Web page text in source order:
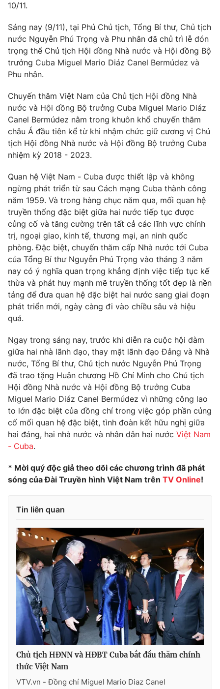
Truyền hình
Phim VTV
Hậu trường
Nhân vật
Khán giả
Giải sao mai
Giải trí
Điện ảnh
Âm nhạc
Sao
Đời sống
Làm đẹp
Chất lượng cuộc sống
Giáo dục
Tuyển sinh
Học trực tuyến
Công nghệ
Hitech Công nghệ tương lai
Thị trường
Tư vấn
Giao lưu trực tuyến
Lịch phát sóng
Chuyên mục khác
Emagazine Podcast
Photo Infographic
Video Shorts video
VTV Money
VTV Sức khoẻ Bất động sản
Thị trường 24h Tấm lòng Việt
VTV4 Vươn mình bằng AI
VTV9 VTV8
Liên hệ tòa soạn English
THỜI BÁO VTV
Theo dõi báo trên
Cơ quan chủ quản:
Đài Truyền hình Việt Nam
Cơ quan báo chí:Thời báo VTV
Giấy phép hoạt động báo in và báo điện tử số 483/GP-BTTTT
cấp ngày 29/12/2023
Tổng Biên tập:Vũ Thanh Thủy
Phó Tổng Biên tập:Nguyễn Thị Mỹ Hạnh, Phạm Quốc Thắng,
Nguyễn Trọng Ninh
Tổng đài VTV:024.38 355 931 - 024.38 355 932
10/11.
Sáng nay (9/11), tại Phủ Chủ tịch, Tổng Bí thư, Chủ tịch
nước Nguyễn Phú Trọng và Phu nhân đã chủ trì lễ đón
trọng thể Chủ tịch Hội đồng Nhà nước và Hội đồng Bộ
trưởng Cuba Miguel Mario Diáz Canel Bermúdez và
Phu nhân.
Chuyến thăm Việt Nam của Chủ tịch Hội đồng Nhà
nước và Hội đồng Bộ trưởng Cuba Miguel Mario Diáz
Canel Bermúdez nằm trong khuôn khổ chuyến thăm
châu Á đầu tiên kể từ khi nhậm chức giữ cương vị Chủ
tịch Hội đồng Nhà nước và Hội đồng Bộ trưởng Cuba
nhiệm kỳ 2018 - 2023.
Quan hệ Việt Nam - Cuba được thiết lập và không
ngừng phát triển từ sau Cách mạng Cuba thành công
năm 1959. Và trong hàng chục năm qua, mối quan hệ
truyền thống đặc biệt giữa hai nước tiếp tục được
củng cố và tăng cường trên tất cả các lĩnh vực chính
trị, ngoại giao, kinh tế, thương mại, an ninh quốc
phòng. Đặc biệt, chuyến thăm cấp Nhà nước tới Cuba
của Tổng Bí thư Nguyễn Phú Trọng vào tháng 3 năm
nay có ý nghĩa quan trọng khẳng định việc tiếp tục kế
thừa và phát huy mạnh mẽ truyền thống tốt đẹp là nền
tảng để đưa quan hệ đặc biệt hai nước sang giai đoạn
phát triển mới, ngày càng đi vào chiều sâu và hiệu
quả.
Ngay trong sáng nay, trước khi diễn ra cuộc hội đàm
giữa hai nhà lãnh đạo, thay mặt lãnh đạo Đảng và Nhà
nước, Tổng Bí thư, Chủ tịch nước Nguyễn Phú Trọng
đã trao tặng Huân chương Hồ Chí Minh cho Chủ tịch
Hội đồng Nhà nước và Hội đồng Bộ trưởng Cuba
Miguel Mario Diáz Canel Bermúdez vì những công lao
to lớn đặc biệt của đồng chí trong việc góp phần củng
cố mối quan hệ đặc biệt, tình đoàn kết hữu nghị giữa
hai đảng, hai nhà nước và nhân dân hai nước Việt Nam
- Cuba.
* Mời quý độc giả theo dõi các chương trình đã phát
sóng của Đài Truyền hình Việt Nam trên TV Online!
Tin liên quan
Chủ tịch HĐNN và HĐBT Cuba bắt đầu thăm chính
thức Việt Nam
VTV.vn - Đồng chí Miguel Mario Diaz Canel